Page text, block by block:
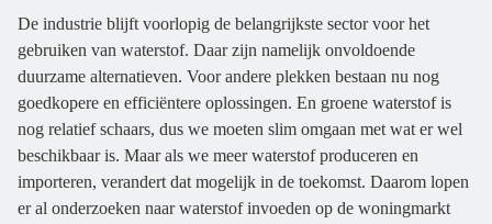
De industrie blijft voorlopig de belangrijkste sector voor het
gebruiken van waterstof. Daar zijn namelijk onvoldoende
duurzame alternatieven. Voor andere plekken bestaan nu nog
goedkopere en efficiëntere oplossingen. En groene waterstof is
nog relatief schaars, dus we moeten slim omgaan met wat er wel
beschikbaar is. Maar als we meer waterstof produceren en
importeren, verandert dat mogelijk in de toekomst. Daarom lopen
er al onderzoeken naar waterstof invoeden op de woningmarkt